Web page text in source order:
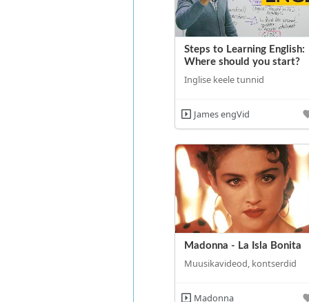
Steps to Learning English:
Where should you start?
Inglise keele tunnid
James engVid
Madonna - La Isla Bonita
Muusikavideod, kontserdid
Madonna